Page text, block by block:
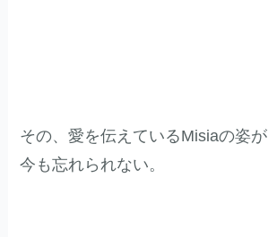
その、愛を伝えているMisiaの姿が
今も忘れられない。